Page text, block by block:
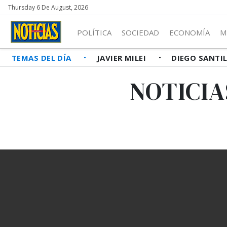
Thursday 6 De August, 2026
POLÍTICA SOCIEDAD ECONOMÍA
TEMAS DEL DÍA JAVIER MILEI DIEGO